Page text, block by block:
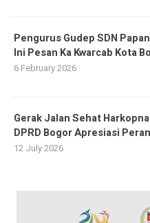
Pengurus Gudep SDN
Ini Pesan Ka Kwarcab Kota
6 February 2026
Gerak Jalan Sehat
DPRD Bogor Apresiasi
12 July 2026